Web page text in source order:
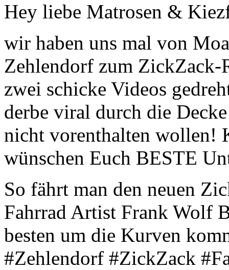
Hey liebe Matrosen &
wir haben uns mal von
Zehlendorf zum ZickZack-
zwei schicke Videos
derbe viral durch die
nicht vorenthalten wollen!
wünschen Euch BESTE
So fährt man den neuen
Fahrrad Artist Frank Wolf
besten um die Kurven
#Zehlendorf #ZickZack